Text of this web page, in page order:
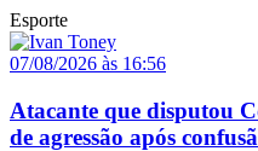
Esporte
07/08/2026 às 16:56
Atacante que disputou
de agressão após